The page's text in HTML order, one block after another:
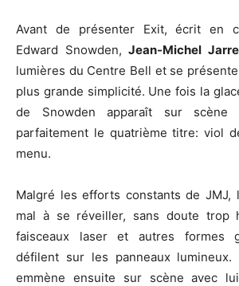
Avant de présenter Exit, écrit en
Edward Snowden,Jean-Michel Jarre
lumières du Centre Bell et se
plus grande simplicité. Une fois la
de Snowden apparaît sur
parfaitement le quatrième titre: viol
menu.
Malgré les efforts constants de JMJ,
mal à se réveiller, sans doute trop
faisceaux laser et autres formes
défilent sur les panneaux lumineux.
emmène ensuite sur scène avec